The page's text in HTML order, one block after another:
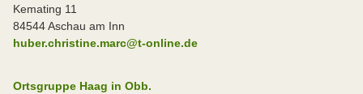
Kemating 11
84544 Aschau am Inn
huber.christine.marc@t-online.de
Ortsgruppe Haag in Obb.